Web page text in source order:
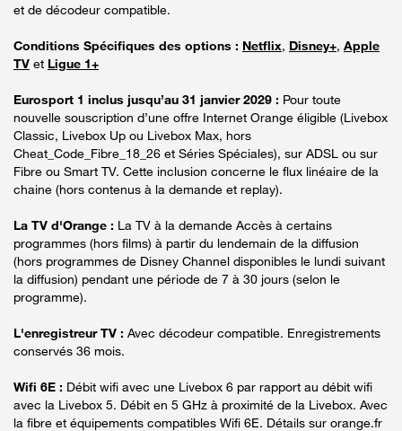
et de décodeur compatible.
Conditions Spécifiques des options : Netflix, Disney+, Apple
TV et Ligue 1+
Eurosport 1 inclus jusqu’au 31 janvier 2029 : Pour toute
nouvelle souscription d’une offre Internet Orange éligible (Livebox
Classic, Livebox Up ou Livebox Max, hors
Cheat_Code_Fibre_18_26 et Séries Spéciales), sur ADSL ou sur
Fibre ou Smart TV. Cette inclusion concerne le flux linéaire de la
chaine (hors contenus à la demande et replay).
La TV d'Orange : La TV à la demande Accès à certains
programmes (hors films) à partir du lendemain de la diffusion
(hors programmes de Disney Channel disponibles le lundi suivant
la diffusion) pendant une période de 7 à 30 jours (selon le
programme).
L'enregistreur TV : Avec décodeur compatible. Enregistrements
conservés 36 mois.
Wifi 6E : Débit wifi avec une Livebox 6 par rapport au débit wifi
avec la Livebox 5. Débit en 5 GHz à proximité de la Livebox. Avec
la fibre et équipements compatibles Wifi 6E. Détails sur orange.fr